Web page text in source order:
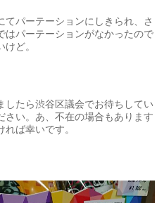
パーテーションにしきられ、さ
はパーテーションがなかったので
ど。
したら渋谷区議会でお待ちしてい
さい。あ、不在の場合もあります
ば幸いです。